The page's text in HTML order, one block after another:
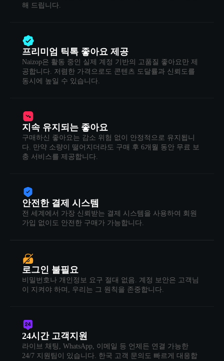
해 드립니다.
프리미엄 틱톡 좋아요 제공
Naizop은 활동 중인 실제 계정 기반의 고품질 좋아요만 제
공합니다. 저렴한 가격으로도 콘텐츠 도달률과 신뢰도를
동시에 높일 수 있습니다.
지속 유지되는 좋아요
구매하신 좋아요는 감소 위험 없이 안정적으로 유지됩니
다. 만약 소량이 떨어지더라도 구매 후 6개월 동안 무료 보
충 서비스를 제공합니다.
안전한 결제 시스템
전 세계에서 가장 신뢰받는 결제 시스템을 사용하여 회원
가입 없이도 안전한 구매가 가능합니다.
로그인 불필요
비밀번호나 개인정보 요구 절대 없음. 계정 보안은 고객님
이 지켜야 하며, 우리는 그 원칙을 존중합니다.
24시간 고객지원
라이브 채팅, WhatsApp, 이메일 등 언제든 연결 가능한
24/7 지원팀이 있습니다. 한국 고객 문의도 빠르게 대응합